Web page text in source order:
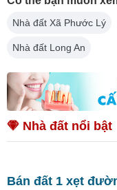
Nhà đất Xã Phước Lý
Nhà đất Long An
Nhà đất nổi bật
Bán đất 1 xẹt